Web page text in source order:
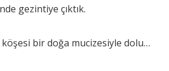
gezintiye çıktık.
köşesi bir doğa mucizesiyle dolu…